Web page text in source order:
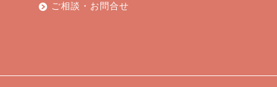
ご相談・お問合せ